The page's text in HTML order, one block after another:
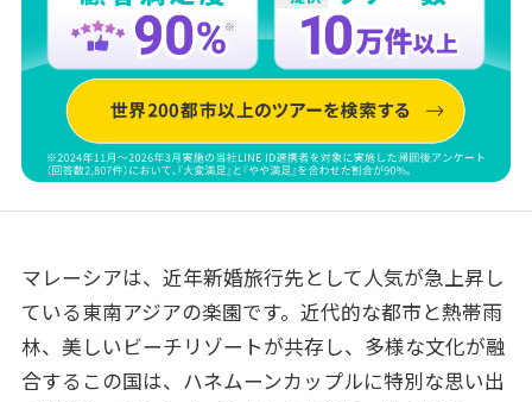
マレーシアは、近年新婚旅行先として人気が急上昇し
ている東南アジアの楽園です。近代的な都市と熱帯雨
林、美しいビーチリゾートが共存し、多様な文化が融
合するこの国は、ハネムーンカップルに特別な思い出